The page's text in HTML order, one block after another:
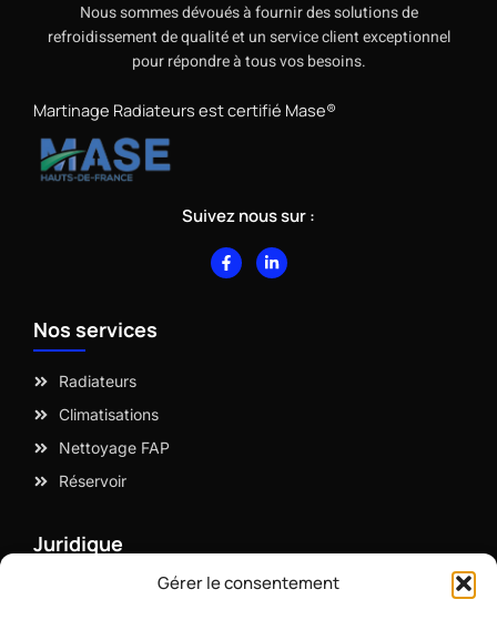
Gérer le consentement
Nous sommes dévoués à fournir des solutions de
refroidissement de qualité et un service client exceptionnel
pour répondre à tous vos besoins.
Martinage Radiateurs est certifié Mase®
Suivez nous sur :
F
a
c
L
i
n
Nos services
Radiateurs
Climatisations
Nettoyage FAP
Réservoir
Juridique
Mentions légales